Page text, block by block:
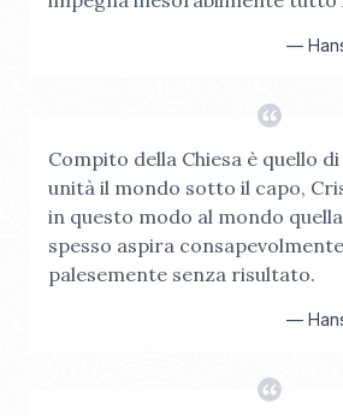
—
Compito della Chiesa è quello
unità il mondo sotto il capo,
in questo modo al mondo
spesso aspira
palesemente senza risultato.
—